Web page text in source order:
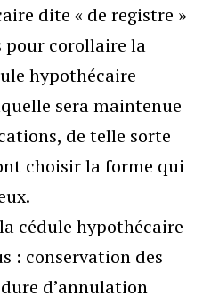
dite « de registre »
pour corollaire la
hypothécaire
sera maintenue
de telle sorte
choisir la forme qui
cédule hypothécaire
: conservation des
d’annulation